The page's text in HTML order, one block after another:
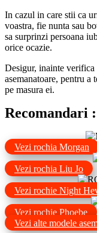
In cazul in care stii ca
voastra, fie nunta sau
sa surprinzi persoana
orice ocazie.
Desigur, inainte
asemanatoare, pentru a
pe masura ei.
Recomandari :
Vezi rochia Morgan
Vezi rochia Liu Jo
Vezi rochie Night
Vezi rochie Phoebe
Vezi alte modele